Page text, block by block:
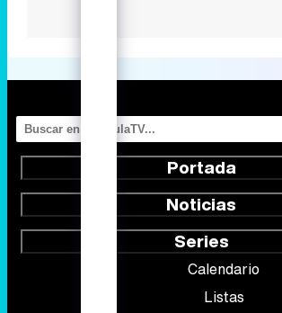
Portada
Noticias
Series
Calendario
Listas